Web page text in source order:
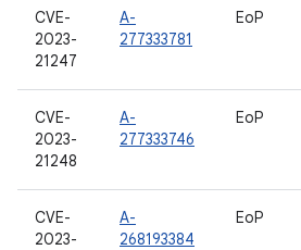
CVE-
2023-
21247
A-
277333781
EoP
CVE-
2023-
21248
A-
277333746
EoP
CVE-
2023-
A-
268193384
EoP